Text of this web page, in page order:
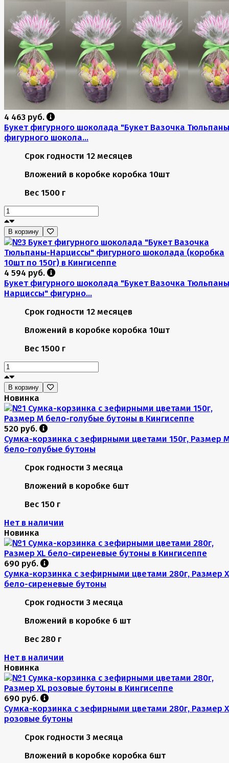
4 463 руб.
Букет фигурного шоколада "Букет Вазочка
фигурного шокола...
Срок годности 12 месяцев
Вложений в коробке коробка 10шт
Вес 1500 г
В корзину
4 594 руб.
Букет фигурного шоколада "Букет Вазочка
Нарциссы" фигурно...
Срок годности 12 месяцев
Вложений в коробке коробка 10шт
Вес 1500 г
В корзину
Новинка
520 руб.
Сумка-корзинка с зефирными цветами 150г, Размер
бело-голубые бутоны
Срок годности 3 месяца
Вложений в коробке 6шт
Вес 150 г
Нет в наличии
Новинка
690 руб.
Сумка-корзинка с зефирными цветами 280г, Размер
бело-сиреневые бутоны
Срок годности 3 месяца
Вложений в коробке 6 шт
Вес 280 г
Нет в наличии
Новинка
690 руб.
Сумка-корзинка с зефирными цветами 280г, Размер
розовые бутоны
Срок годности 3 месяца
Вложений в коробке коробка 6шт